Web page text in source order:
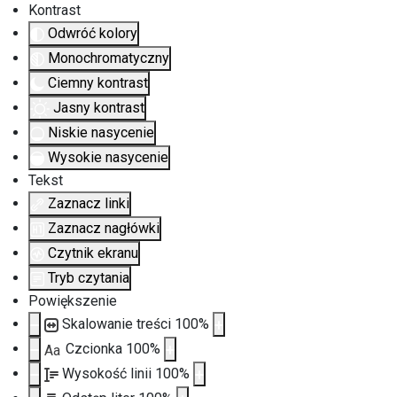
Kontrast
Odwróć kolory
Monochromatyczny
Ciemny kontrast
Jasny kontrast
Niskie nasycenie
Wysokie nasycenie
Tekst
Zaznacz linki
Zaznacz nagłówki
Czytnik ekranu
Tryb czytania
Powiększenie
Skalowanie treści 100%
Aa Czcionka 100%
Wysokość linii 100%